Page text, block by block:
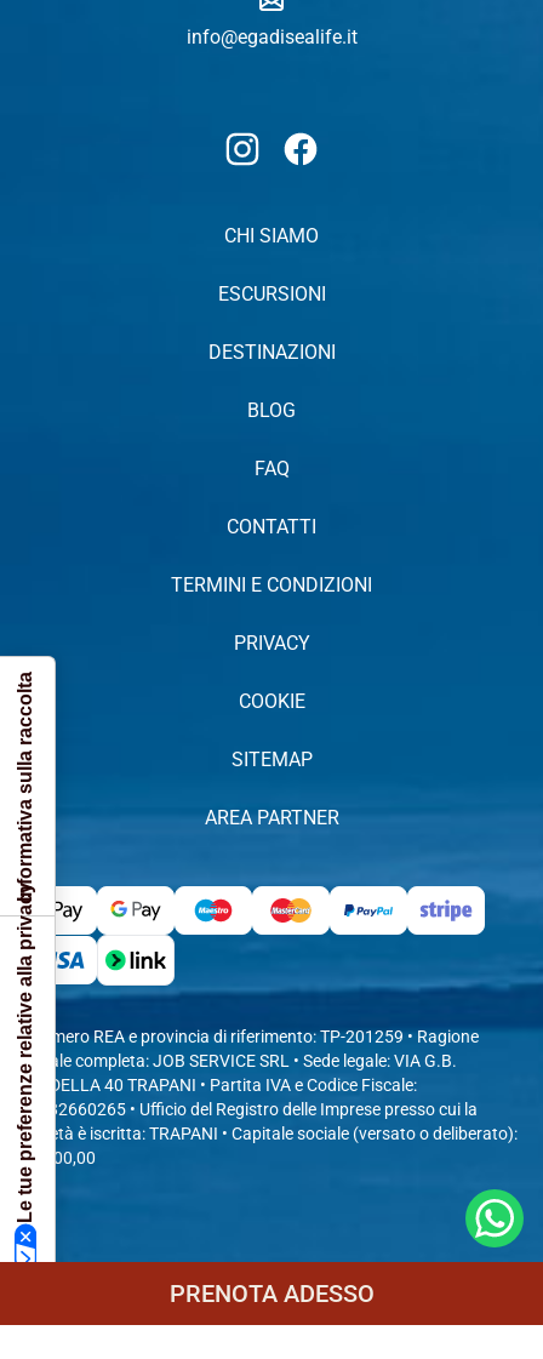
PRENOTA ADESSO
info@egadisealife.it
InstagramFacebook
CHI SIAMO
ESCURSIONI
DESTINAZIONI
BLOG
FAQ
CONTATTI
TERMINI E CONDIZIONI
PRIVACY
COOKIE
SITEMAP
AREA PARTNER
• Numero REA e provincia di riferimento: TP-201259 • Ragione
sociale completa: JOB SERVICE SRL • Sede legale: VIA G.B.
FARDELLA 40 TRAPANI • Partita IVA e Codice Fiscale:
04482660265 • Ufficio del Registro delle Imprese presso cui la
società è iscritta: TRAPANI • Capitale sociale (versato o deliberato):
10.000,00
© 2026 - EGADI SEA LIFE - P.IVA04482660265 -
Le tue preferenze relative alla privacy
Informativa sulla raccolta